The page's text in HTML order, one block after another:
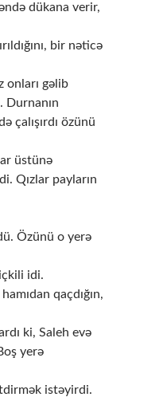
dükana verir,
bir nəticə
onları gəlib
Durnanın
çalışırdı özünü
üstünə
Qızlar payların
Özünü o yerə
idi.
qaçdığın,
ki, Saleh evə
yerə
istəyirdi.